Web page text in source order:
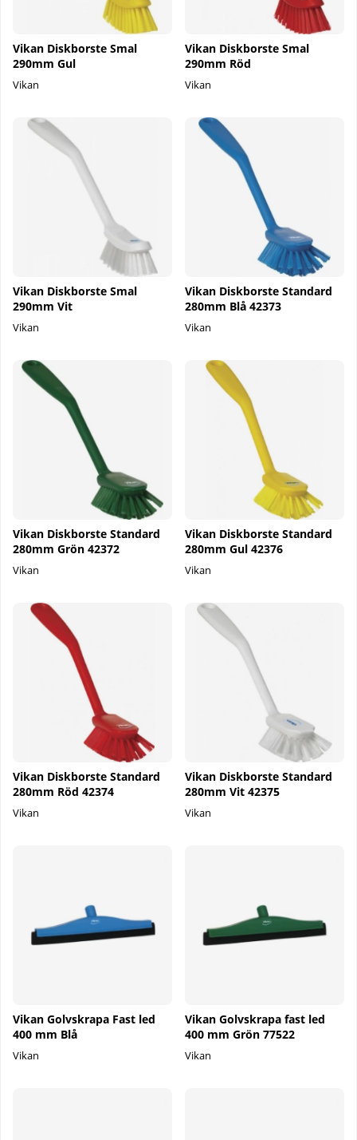
Vikan Diskborste Smal
290mm Gul
Vikan
Vikan Diskborste Smal
290mm Röd
Vikan
Vikan Diskborste Smal
290mm Vit
Vikan
Vikan Diskborste Standard
280mm Blå 42373
Vikan
Vikan Diskborste Standard
280mm Grön 42372
Vikan
Vikan Diskborste Standard
280mm Gul 42376
Vikan
Vikan Diskborste Standard
280mm Röd 42374
Vikan
Vikan Diskborste Standard
280mm Vit 42375
Vikan
Vikan Golvskrapa Fast led
400 mm Blå
Vikan
Vikan Golvskrapa fast led
400 mm Grön 77522
Vikan